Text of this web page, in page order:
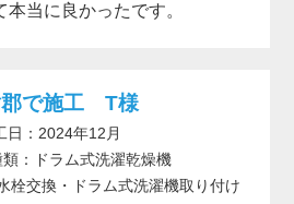
当に良かったです。
郡で施工 T様
日：2024年12月
：ドラム式洗濯乾燥機
栓交換・ドラム式洗濯機取り付け